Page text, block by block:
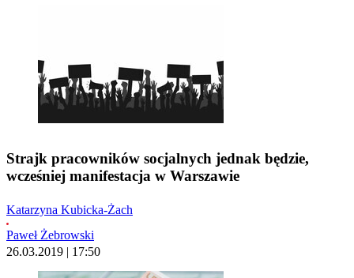
Strajk pracowników socjalnych jednak będzie,
wcześniej manifestacja w Warszawie
Katarzyna Kubicka-Żach
Paweł Żebrowski
26.03.2019 | 17:50